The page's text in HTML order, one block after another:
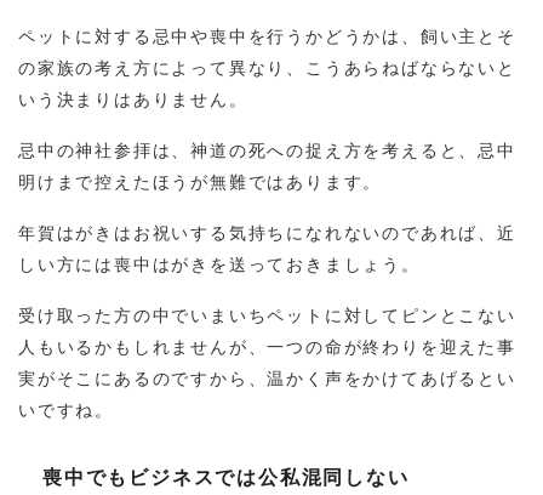
ペットに対する忌中や喪中を行うかどうかは、飼い主とそ
の家族の考え方によって異なり、こうあらねばならないと
いう決まりはありません。
忌中の神社参拝は、神道の死への捉え方を考えると、忌中
明けまで控えたほうが無難ではあります。
年賀はがきはお祝いする気持ちになれないのであれば、近
しい方には喪中はがきを送っておきましょう。
受け取った方の中でいまいちペットに対してピンとこない
人もいるかもしれませんが、一つの命が終わりを迎えた事
実がそこにあるのですから、温かく声をかけてあげるとい
いですね。
喪中でもビジネスでは公私混同しない